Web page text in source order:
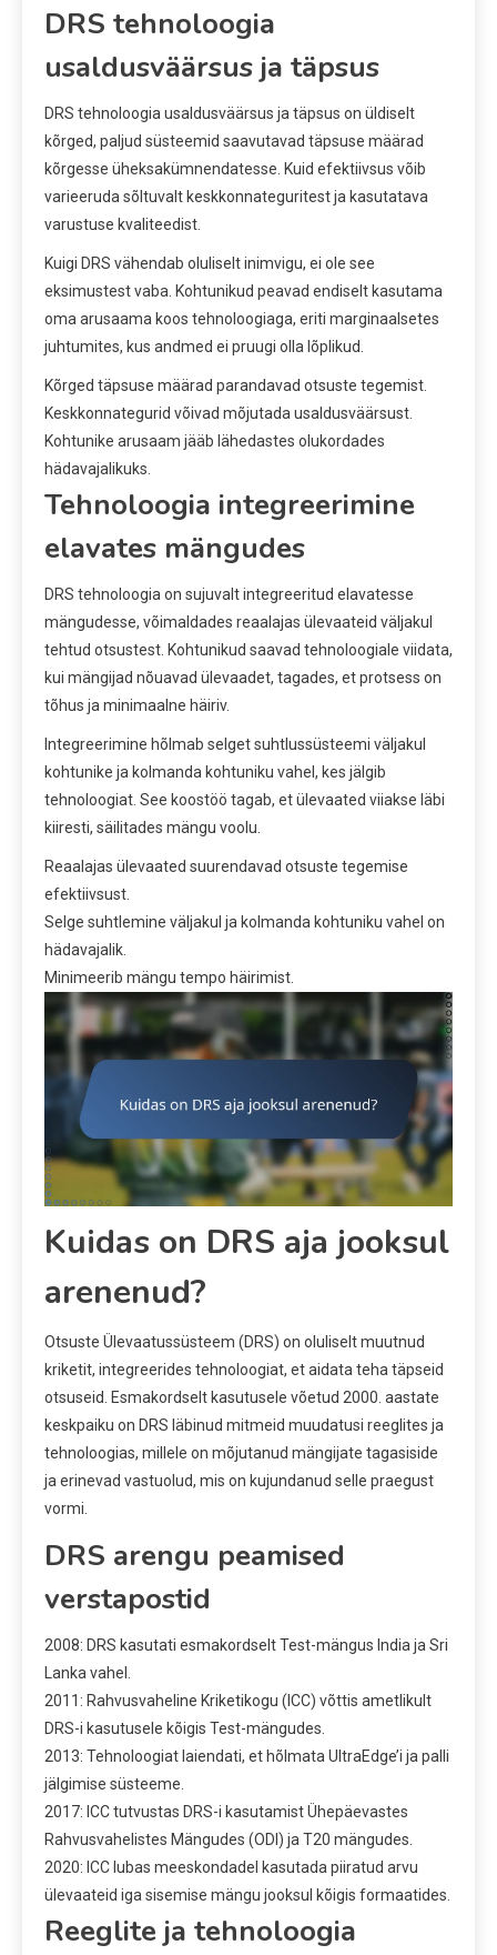
DRS tehnoloogia
usaldusväärsus ja täpsus
DRS tehnoloogia usaldusväärsus ja täpsus on üldiselt
kõrged, paljud süsteemid saavutavad täpsuse määrad
kõrgesse üheksakümnendatesse. Kuid efektiivsus võib
varieeruda sõltuvalt keskkonnateguritest ja kasutatava
varustuse kvaliteedist.
Kuigi DRS vähendab oluliselt inimvigu, ei ole see
eksimustest vaba. Kohtunikud peavad endiselt kasutama
oma arusaama koos tehnoloogiaga, eriti marginaalsetes
juhtumites, kus andmed ei pruugi olla lõplikud.
Kõrged täpsuse määrad parandavad otsuste tegemist.
Keskkonnategurid võivad mõjutada usaldusväärsust.
Kohtunike arusaam jääb lähedastes olukordades
hädavajalikuks.
Tehnoloogia integreerimine
elavates mängudes
DRS tehnoloogia on sujuvalt integreeritud elavatesse
mängudesse, võimaldades reaalajas ülevaateid väljakul
tehtud otsustest. Kohtunikud saavad tehnoloogiale viidata,
kui mängijad nõuavad ülevaadet, tagades, et protsess on
tõhus ja minimaalne häiriv.
Integreerimine hõlmab selget suhtlussüsteemi väljakul
kohtunike ja kolmanda kohtuniku vahel, kes jälgib
tehnoloogiat. See koostöö tagab, et ülevaated viiakse läbi
kiiresti, säilitades mängu voolu.
Reaalajas ülevaated suurendavad otsuste tegemise
efektiivsust.
Selge suhtlemine väljakul ja kolmanda kohtuniku vahel on
hädavajalik.
Minimeerib mängu tempo häirimist.
Kuidas on DRS aja jooksul
arenenud?
Otsuste Ülevaatussüsteem (DRS) on oluliselt muutnud
kriketit, integreerides tehnoloogiat, et aidata teha täpseid
otsuseid. Esmakordselt kasutusele võetud 2000. aastate
keskpaiku on DRS läbinud mitmeid muudatusi reeglites ja
tehnoloogias, millele on mõjutanud mängijate tagasiside
ja erinevad vastuolud, mis on kujundanud selle praegust
vormi.
DRS arengu peamised
verstapostid
2008: DRS kasutati esmakordselt Test-mängus India ja Sri
Lanka vahel.
2011: Rahvusvaheline Kriketikogu (ICC) võttis ametlikult
DRS-i kasutusele kõigis Test-mängudes.
2013: Tehnoloogiat laiendati, et hõlmata UltraEdge’i ja palli
jälgimise süsteeme.
2017: ICC tutvustas DRS-i kasutamist Ühepäevastes
Rahvusvahelistes Mängudes (ODI) ja T20 mängudes.
2020: ICC lubas meeskondadel kasutada piiratud arvu
ülevaateid iga sisemise mängu jooksul kõigis formaatides.
Reeglite ja tehnoloogia